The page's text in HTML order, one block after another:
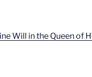
Will in the Queen of